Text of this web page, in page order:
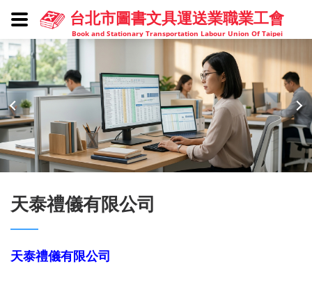
台北市圖書文具運送業職業工會
Book and Stationary Transportation Labour Union Of Taipei
天泰禮儀有限公司
天泰禮儀有限公司